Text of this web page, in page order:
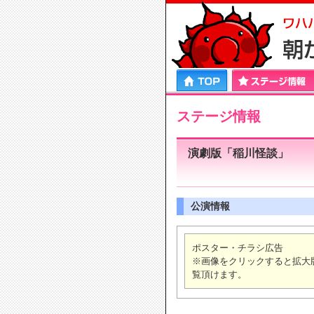
ステージ情報 プロフィールエンタ
ステージ情報
演劇版「稲川怪談」
公演情報
ポスター・チラシ広告
※画像をクリックすると拡大
覧頂けます。